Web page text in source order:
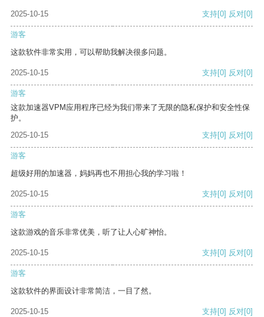
2025-10-15 支持[0] 反对[0]
游客
这款软件非常实用，可以帮助我解决很多问题。
2025-10-15 支持[0] 反对[0]
游客
这款加速器VPM应用程序已经为我们带来了无限的隐私保护和安全性保
护。
2025-10-15
支持[0] 反对[0]
游客
超级好用的加速器，妈妈再也不用担心我的学习啦！
2025-10-15 支持[0] 反对[0]
游客
这款游戏的音乐非常优美，听了让人心旷神怡。
2025-10-15 支持[0] 反对[0]
游客
这款软件的界面设计非常简洁，一目了然。
2025-10-15 支持[0] 反对[0]